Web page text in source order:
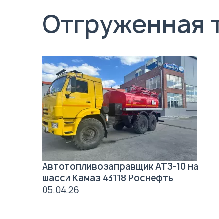
Отгруженная
Автотопливозаправщик АТЗ-10 на
шасси Камаз 43118 Роснефть
05.04.26